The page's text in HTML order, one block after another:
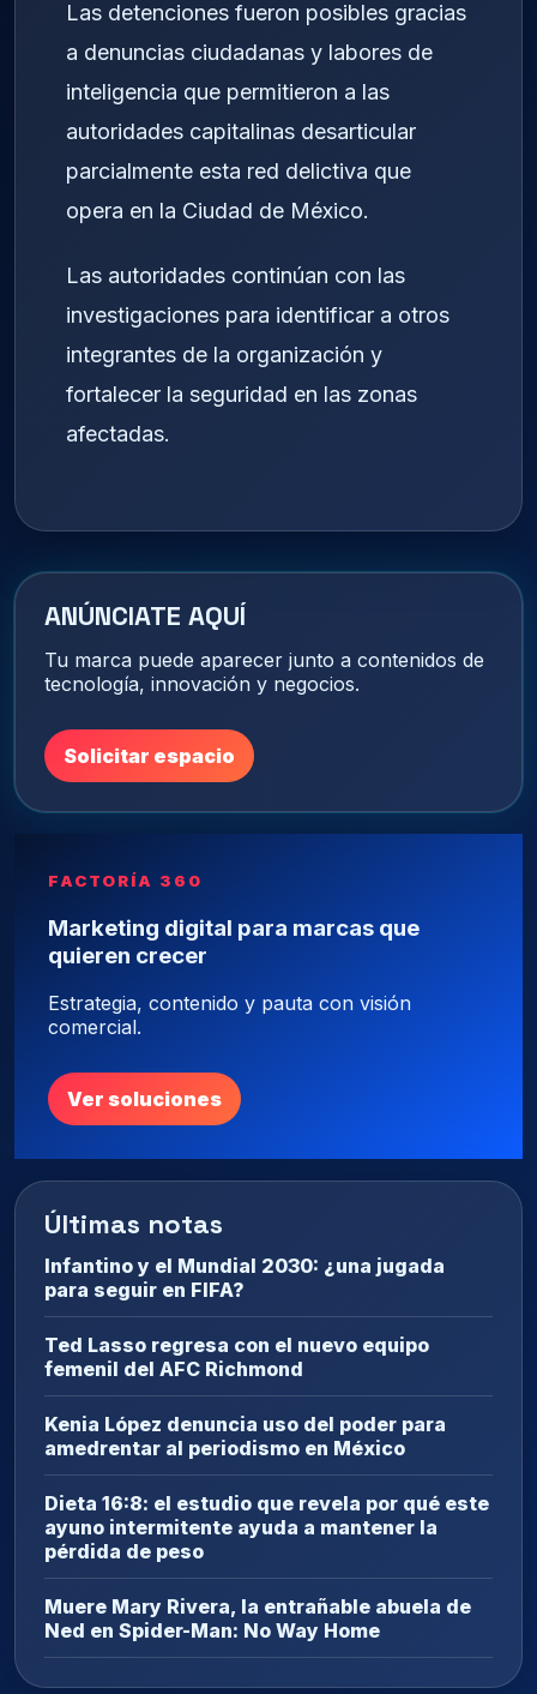
Las detenciones fueron posibles gracias
a denuncias ciudadanas y labores de
inteligencia que permitieron a las
autoridades capitalinas desarticular
parcialmente esta red delictiva que
opera en la Ciudad de México.
Las autoridades continúan con las
investigaciones para identificar a otros
integrantes de la organización y
fortalecer la seguridad en las zonas
afectadas.
ANÚNCIATE AQUÍ
Tu marca puede aparecer junto a contenidos de
tecnología, innovación y negocios.
Solicitar espacio
FACTORÍA 360
Marketing digital para marcas que
quieren crecer
Estrategia, contenido y pauta con visión
comercial.
Ver soluciones
Últimas notas
Infantino y el Mundial 2030: ¿una jugada
para seguir en FIFA?
Ted Lasso regresa con el nuevo equipo
femenil del AFC Richmond
Kenia López denuncia uso del poder para
amedrentar al periodismo en México
Dieta 16:8: el estudio que revela por qué este
ayuno intermitente ayuda a mantener la
pérdida de peso
Muere Mary Rivera, la entrañable abuela de
Ned en Spider-Man: No Way Home